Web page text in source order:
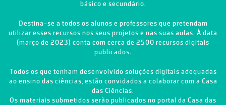
básico e secundário.
Destina-se a todos os alunos e professores que pretendam
utilizar esses recursos nos seus projetos e nas suas aulas. À data
(março de 2023) conta com cerca de 2500 recursos digitais
publicados.
Todos os que tenham desenvolvido soluções digitais adequadas
ao ensino das ciências, estão convidados a colaborar com a Casa
das Ciências.
Os materiais submetidos serão publicados no portal da Casa das